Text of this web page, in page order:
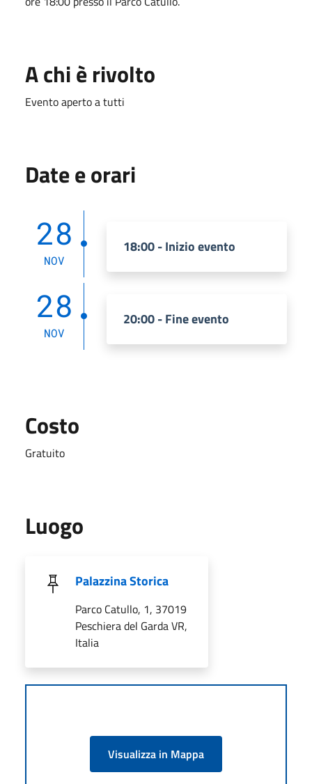
A chi è rivolto
Evento aperto a tutti
Date e orari
28
NOV
18:00 - Inizio evento
28
NOV
20:00 - Fine evento
Costo
Gratuito
Luogo
Palazzina Storica
Parco Catullo, 1, 37019
Peschiera del Garda VR,
Italia
Visualizza in Mappa